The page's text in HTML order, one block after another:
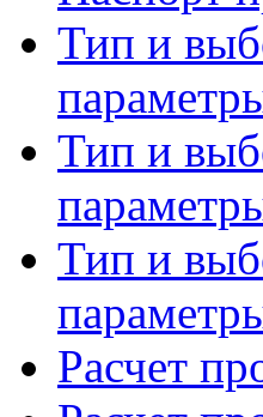
Тип и
Тип и
Тип и
Расчет